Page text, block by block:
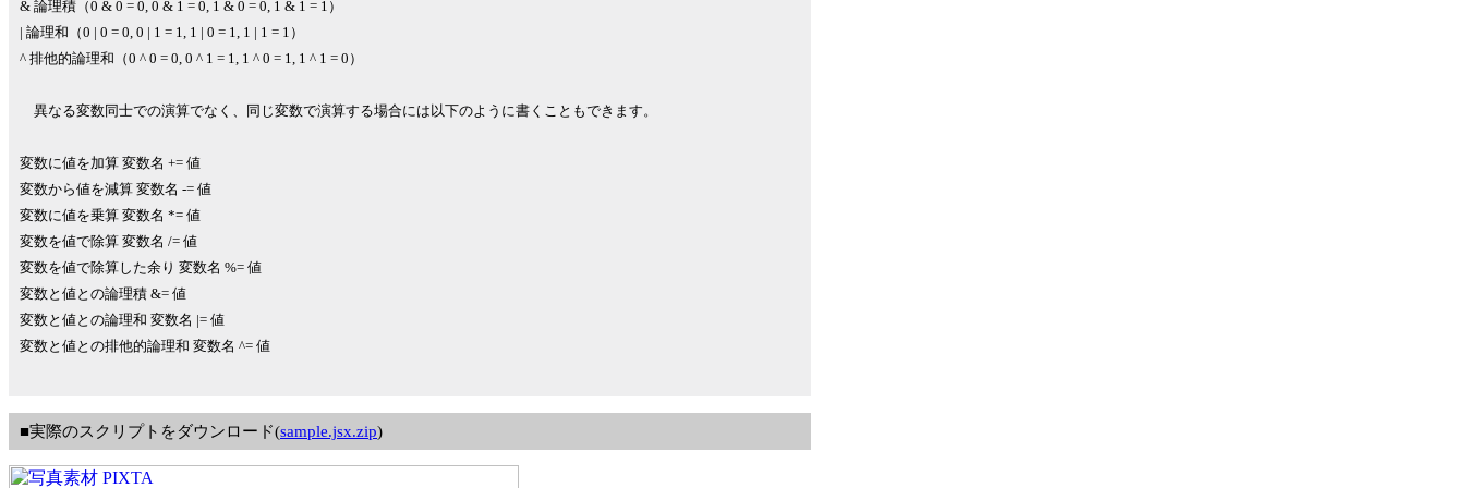
& 論理積（0 & 0 = 0, 0 & 1 = 0, 1 & 0 = 0, 1 & 1 = 1）
| 論理和（0 | 0 = 0, 0 | 1 = 1, 1 | 0 = 1, 1 | 1 = 1）
^ 排他的論理和（0 ^ 0 = 0, 0 ^ 1 = 1, 1 ^ 0 = 1, 1 ^ 1 = 0）
異なる変数同士での演算でなく、同じ変数で演算する場合には以下のように書くこともできます。
変数に値を加算 変数名 += 値
変数から値を減算 変数名 -= 値
変数に値を乗算 変数名 *= 値
変数を値で除算 変数名 /= 値
変数を値で除算した余り 変数名 %= 値
変数と値との論理積 &= 値
変数と値との論理和 変数名 |= 値
変数と値との排他的論理和 変数名 ^= 値
■実際のスクリプトをダウンロード(sample.jsx.zip)